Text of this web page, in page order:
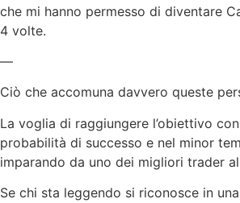
che mi hanno permesso di diventare
4 volte.
—
Ciò che accomuna davvero queste
La voglia di raggiungere l’obiettivo
probabilità di successo e nel minor
imparando da uno dei migliori trader
Se chi sta leggendo si riconosce in